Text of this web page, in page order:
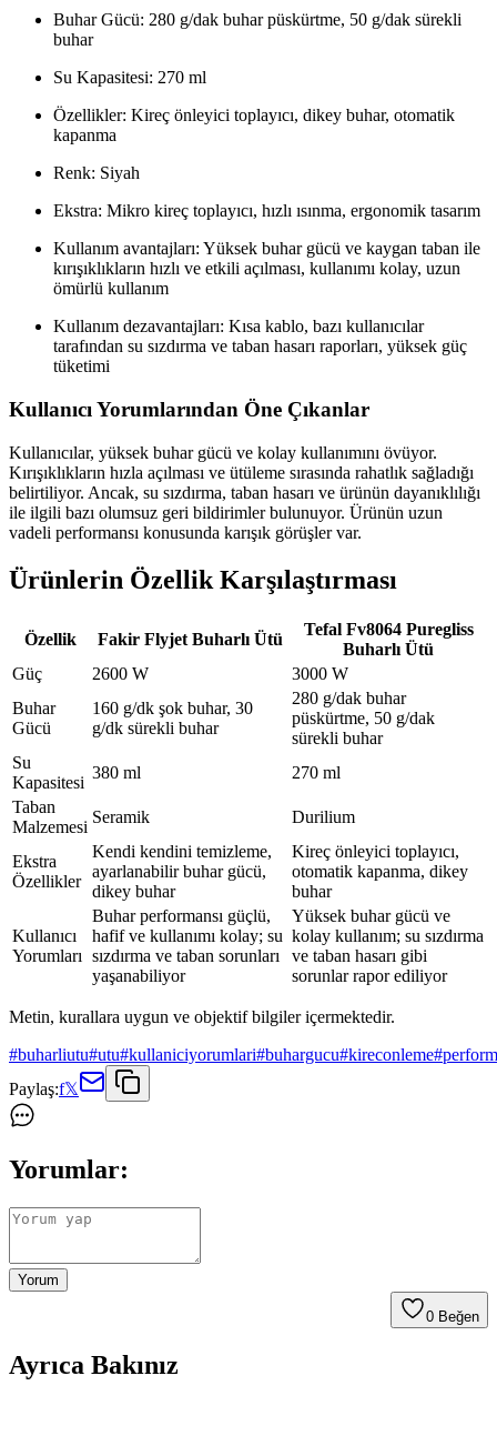
Buhar Gücü: 280 g/dak buhar püskürtme, 50 g/dak sürekli
buhar
Su Kapasitesi: 270 ml
Özellikler: Kireç önleyici toplayıcı, dikey buhar, otomatik
kapanma
Renk: Siyah
Ekstra: Mikro kireç toplayıcı, hızlı ısınma, ergonomik tasarım
Kullanım avantajları: Yüksek buhar gücü ve kaygan taban ile
kırışıklıkların hızlı ve etkili açılması, kullanımı kolay, uzun
ömürlü kullanım
Kullanım dezavantajları: Kısa kablo, bazı kullanıcılar
tarafından su sızdırma ve taban hasarı raporları, yüksek güç
tüketimi
Kullanıcı Yorumlarından Öne Çıkanlar
Kullanıcılar, yüksek buhar gücü ve kolay kullanımını övüyor.
Kırışıklıkların hızla açılması ve ütüleme sırasında rahatlık sağladığı
belirtiliyor. Ancak, su sızdırma, taban hasarı ve ürünün dayanıklılığı
ile ilgili bazı olumsuz geri bildirimler bulunuyor. Ürünün uzun
vadeli performansı konusunda karışık görüşler var.
Ürünlerin Özellik Karşılaştırması
Özellik Fakir Flyjet Buharlı Ütü
Tefal Fv8064 Puregliss
Buharlı Ütü
Güç
2600 W
3000 W
Buhar
Gücü
160 g/dk şok buhar, 30
g/dk sürekli buhar
280 g/dak buhar
püskürtme, 50 g/dak
sürekli buhar
Su
Kapasitesi
380 ml
270 ml
Taban
Malzemesi
Seramik Durilium
Ekstra
Özellikler
Kendi kendini temizleme,
ayarlanabilir buhar gücü,
dikey buhar
Kireç önleyici toplayıcı,
otomatik kapanma, dikey
buhar
Kullanıcı
Yorumları
Buhar performansı güçlü,
hafif ve kullanımı kolay; su
sızdırma ve taban sorunları
yaşanabiliyor
Yüksek buhar gücü ve
kolay kullanım; su sızdırma
ve taban hasarı gibi
sorunlar rapor ediliyor
Metin, kurallara uygun ve objektif bilgiler içermektedir.
#buharliutu#utu#kullaniciyorumlari#buhargucu#kireconleme#
Paylaş:f𝕏
Yorumlar:
Yorum
0 Beğen
Ayrıca Bakınız